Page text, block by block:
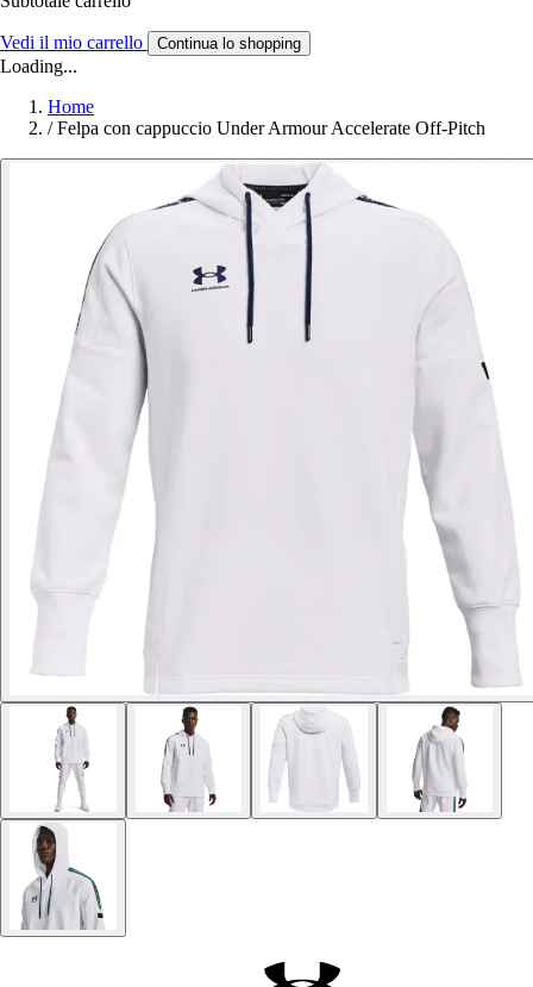
Vedi il mio carrello Continua lo shopping
Loading...
Home
/ Felpa con cappuccio Under Armour Accelerate Off-Pitch